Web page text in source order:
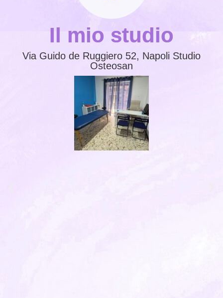
Il mio studio
Via Guido de Ruggiero 52, Napoli Studio
Osteosan